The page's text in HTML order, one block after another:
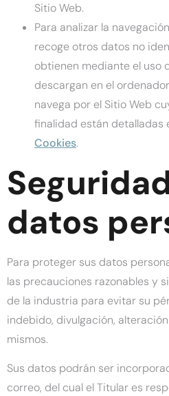
Sitio Web.
Para analizar la
recoge otros datos no
obtienen mediante el uso
descargan en el
navega por el Sitio Web
finalidad están detalladas
Cookies.
datos
Para proteger sus datos
las precauciones razonables y
de la industria para evitar su
indebido, divulgación,
mismos.
Sus datos podrán ser
correo, del cual el Titular es